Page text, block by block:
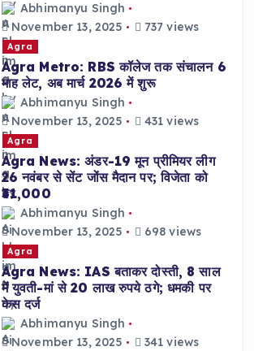
Abhimanyu Singh
November 13, 2025
737 views
Agra
Agra Metro: RBS कॉलेज तक संचालन 6
माह लेट, अब मार्च 2026 में शुरू
Abhimanyu Singh
November 13, 2025
431 views
Agra
Agra News: अंडर-19 मून प्रीमियर लीग
26 नवंबर से सेंट जोंस मैदान पर; विजेता को
₹31,000
Abhimanyu Singh
November 13, 2025
698 views
Agra
Agra News: IAS बताकर दोस्ती, 8 साल
में युवती-मां से 20 लाख रुपये ठगे; धमकी पर
केस दर्ज
Abhimanyu Singh
November 13, 2025
341 views